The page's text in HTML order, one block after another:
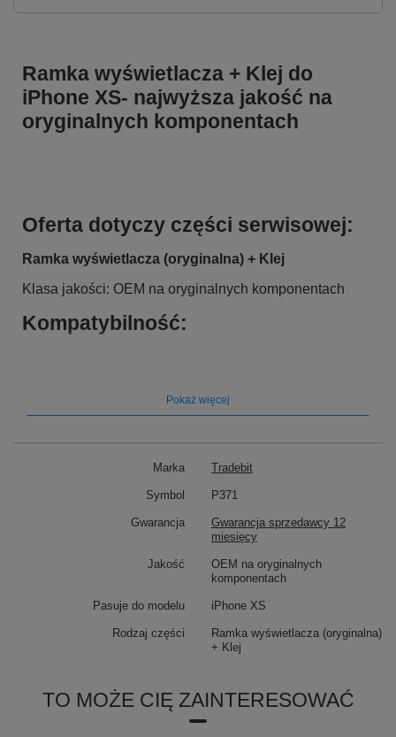
Ramka wyświetlacza + Klej do
iPhone XS- najwyższa jakość na
oryginalnych komponentach
Oferta dotyczy części serwisowej:
Ramka wyświetlacza (oryginalna) + Klej
Klasa jakości: OEM na oryginalnych komponentach
Kompatybilność:
Pokaż więcej
Marka Tradebit
Symbol P371
Gwarancja
Gwarancja sprzedawcy 12
miesięcy
Jakość
OEM na oryginalnych
komponentach
Pasuje do modelu iPhone XS
Rodzaj części
Ramka wyświetlacza (oryginalna)
+ Klej
TO MOŻE CIĘ ZAINTERESOWAĆ